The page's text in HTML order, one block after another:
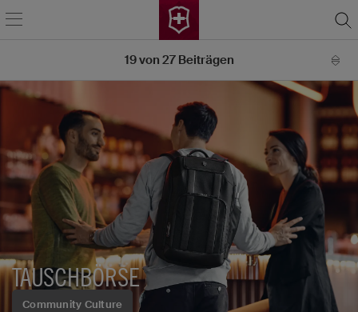
Community Culture
TAUSCHBÖRSE
19von 27Beiträgen